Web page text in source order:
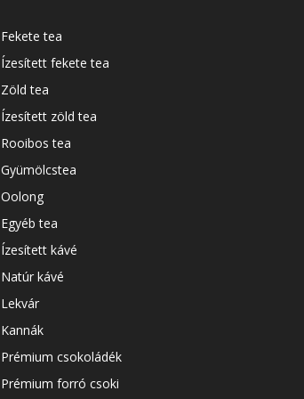
Fekete tea
Ízesített fekete tea
Zöld tea
Ízesített zöld tea
Rooibos tea
Gyümölcstea
Oolong
Egyéb tea
Ízesített kávé
Natúr kávé
Lekvár
Kannák
Prémium csokoládék
Prémium forró csoki